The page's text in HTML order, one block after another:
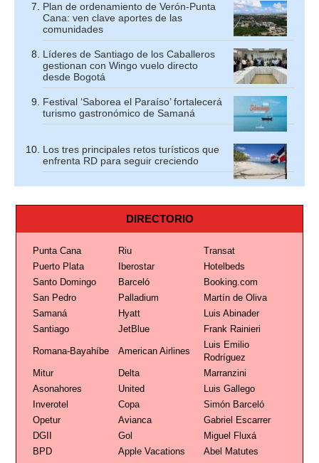
Plan de ordenamiento de Verón-Punta
Cana: ven clave aportes de las
comunidades
Líderes de Santiago de los Caballeros
gestionan con Wingo vuelo directo
desde Bogotá
Festival ‘Saborea el Paraíso’ fortalecerá
turismo gastronómico de Samaná
Los tres principales retos turísticos que
enfrenta RD para seguir creciendo
DIRECTORIO
Punta Cana Riu
Transat
Puerto Plata
Iberostar
Hotelbeds
Santo Domingo
Barceló
Booking.com
San Pedro
Palladium
Martín de Oliva
Samaná
Hyatt
Luis Abinader
Santiago
JetBlue Frank Rainieri
Romana-Bayahíbe American Airlines
Luis Emilio
Rodríguez
Mitur
Delta
Marranzini
Asonahores
United
Luis Gallego
Inverotel
Copa
Simón Barceló
Opetur
Avianca
Gabriel Escarrer
DGII
Gol
Miguel Fluxá
BPD
Apple Vacations
Abel Matutes